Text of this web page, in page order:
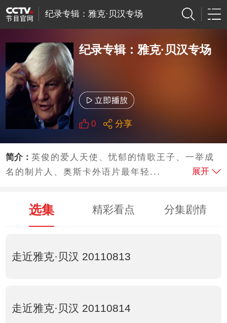
纪录专辑：雅克·贝汉专场
纪录专辑：雅克·贝汉专场
0 分享
简介：英俊的爱人天使、忧郁的情歌王子、一举成
名的制片人、奥斯卡外语片最年轻...
展开
选集 精彩看点 分集剧情
走近雅克·贝汉 20110813
走近雅克·贝汉 20110814